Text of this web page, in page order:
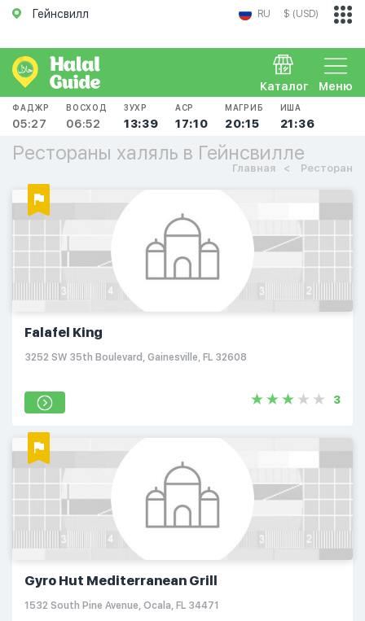
Гейнсвилл RU $ (USD)
Меню
Каталог
ФАДЖР
05:27
ВОСХОД
06:52
ЗУХР
13:39
АСР
17:10
МАГРИБ
20:15
ИША
21:36
Рестораны халяль в Гейнсвилле
Главная Ресторан
Falafel King
3252 SW 35th Boulevard, Gainesville, FL 32608
3
Gyro Hut Mediterranean Grill
1532 South Pine Avenue, Ocala, FL 34471